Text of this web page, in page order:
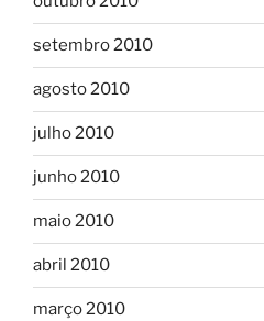
setembro 2010
agosto 2010
julho 2010
junho 2010
maio 2010
abril 2010
março 2010